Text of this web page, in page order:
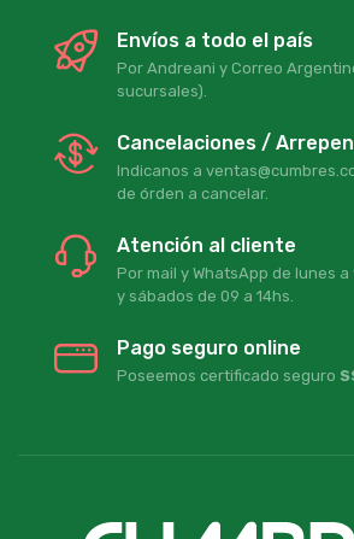
Envíos a todo el país
Por Andreani y Correo
sucursales).
Cancelaciones /
Indicanos a
de órden a cancelar.
Atención al cliente
Por mail y WhatsApp de lunes a
y sábados de 09 a 14hs.
Pago seguro online
Poseemos certificado seguro